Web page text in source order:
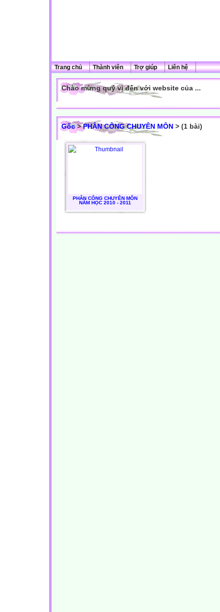
Trang chủ Thành viên Trợ giúp Liên hệ
Chào mừng quý vị đến với website của ...
Gốc>PHÂN CÔNG CHUYÊN MÔN > (1 bài)
PHÂN CÔNG CHUYÊN MÔN
NĂM HỌC 2010 - 2011